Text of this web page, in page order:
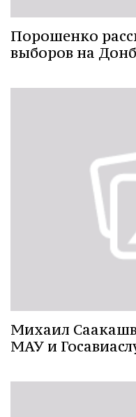
Порошенко
выборов на
Михаил
МАУ и